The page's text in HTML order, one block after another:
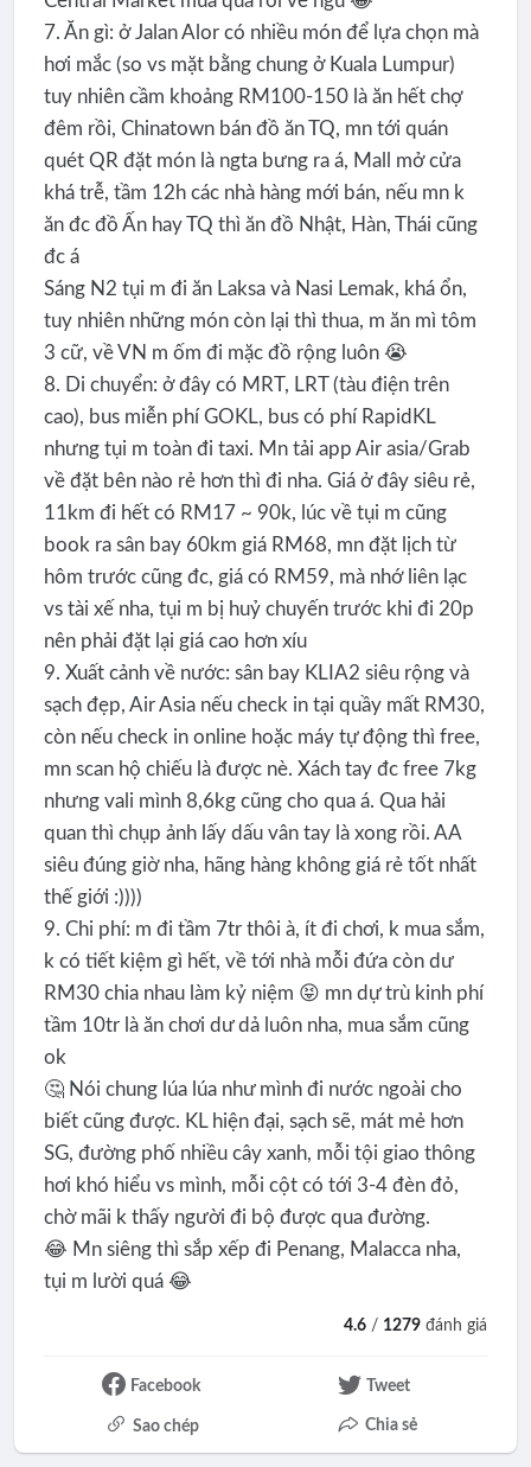
7. Ăn gì: ở Jalan Alor có nhiều món để lựa chọn mà
hơi mắc (so vs mặt bằng chung ở Kuala Lumpur)
tuy nhiên cầm khoảng RM100-150 là ăn hết chợ
đêm rồi, Chinatown bán đồ ăn TQ, mn tới quán
quét QR đặt món là ngta bưng ra á, Mall mở cửa
khá trễ, tầm 12h các nhà hàng mới bán, nếu mn k
ăn đc đồ Ấn hay TQ thì ăn đồ Nhật, Hàn, Thái cũng
đc á
Sáng N2 tụi m đi ăn Laksa và Nasi Lemak, khá ổn,
tuy nhiên những món còn lại thì thua, m ăn mì tôm
3 cữ, về VN m ốm đi mặc đồ rộng luôn 😭
8. Di chuyển: ở đây có MRT, LRT (tàu điện trên
cao), bus miễn phí GOKL, bus có phí RapidKL
nhưng tụi m toàn đi taxi. Mn tải app Air asia/Grab
về đặt bên nào rẻ hơn thì đi nha. Giá ở đây siêu rẻ,
11km đi hết có RM17 ~ 90k, lúc về tụi m cũng
book ra sân bay 60km giá RM68, mn đặt lịch từ
hôm trước cũng đc, giá có RM59, mà nhớ liên lạc
vs tài xế nha, tụi m bị huỷ chuyến trước khi đi 20p
nên phải đặt lại giá cao hơn xíu
9. Xuất cảnh về nước: sân bay KLIA2 siêu rộng và
sạch đẹp, Air Asia nếu check in tại quầy mất RM30,
còn nếu check in online hoặc máy tự động thì free,
mn scan hộ chiếu là được nè. Xách tay đc free 7kg
nhưng vali mình 8,6kg cũng cho qua á. Qua hải
quan thì chụp ảnh lấy dấu vân tay là xong rồi. AA
siêu đúng giờ nha, hãng hàng không giá rẻ tốt nhất
thế giới :))))
9. Chi phí: m đi tầm 7tr thôi à, ít đi chơi, k mua sắm,
k có tiết kiệm gì hết, về tới nhà mỗi đứa còn dư
RM30 chia nhau làm kỷ niệm 😝 mn dự trù kinh phí
tầm 10tr là ăn chơi dư dả luôn nha, mua sắm cũng
ok
🤔 Nói chung lúa lúa như mình đi nước ngoài cho
biết cũng được. KL hiện đại, sạch sẽ, mát mẻ hơn
SG, đường phố nhiều cây xanh, mỗi tội giao thông
hơi khó hiểu vs mình, mỗi cột có tới 3-4 đèn đỏ,
chờ mãi k thấy người đi bộ được qua đường.
😂 Mn siêng thì sắp xếp đi Penang, Malacca nha,
tụi m lười quá 😂
4.6 / 1279 đánh giá
Facebook Tweet
Sao chép Chia sẻ